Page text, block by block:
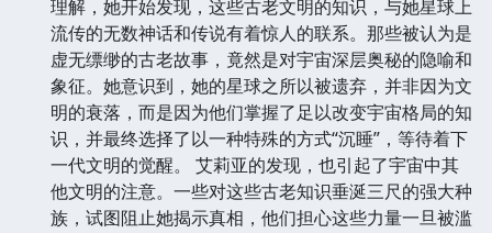
理解，她开始发现，这些古老文明的知识，与她星球上
流传的无数神话和传说有着惊人的联系。那些被认为是
虚无缥缈的古老故事，竟然是对宇宙深层奥秘的隐喻和
象征。她意识到，她的星球之所以被遗弃，并非因为文
明的衰落，而是因为他们掌握了足以改变宇宙格局的知
识，并最终选择了以一种特殊的方式“沉睡”，等待着下
一代文明的觉醒。 艾莉亚的发现，也引起了宇宙中其
他文明的注意。一些对这些古老知识垂涎三尺的强大种
族，试图阻止她揭示真相，他们担心这些力量一旦被滥